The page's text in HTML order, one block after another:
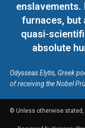
enslavements.
furnaces, but
quasi-
absolute
Odysseas Elytis, Greek
of receiving the Nobel
© Unless otherwise stated,